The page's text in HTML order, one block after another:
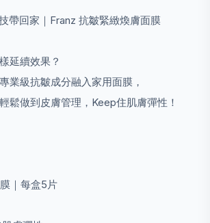
帶回家｜Franz 抗皺緊緻煥膚面膜
延續效果？
業級抗皺成分融入家用面膜，
鬆做到皮膚管理，Keep住肌膚彈性！
｜每盒5片